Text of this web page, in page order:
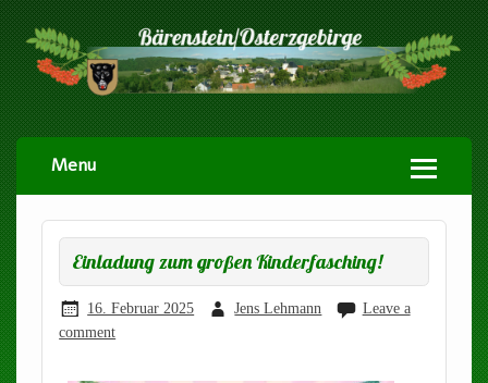
Menu
Einladung zum großen Kinderfasching!
16. Februar 2025 Jens Lehmann
Leave a
comment